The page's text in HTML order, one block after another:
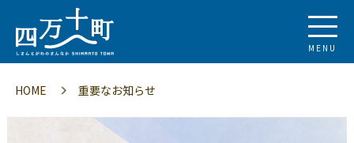
MENU
HOME 重要なお知らせ